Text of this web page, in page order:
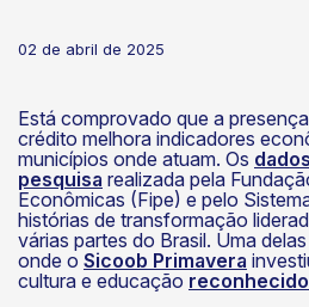
02 de abril de 2025
Está comprovado que a
crédito melhora indicadores
municípios onde atuam. Os
pesquisa realizada pela
Econômicas (Fipe) e pelo
histórias de transformação
várias partes do Brasil. Uma
onde o Sicoob Primavera
cultura e educação reconhecido